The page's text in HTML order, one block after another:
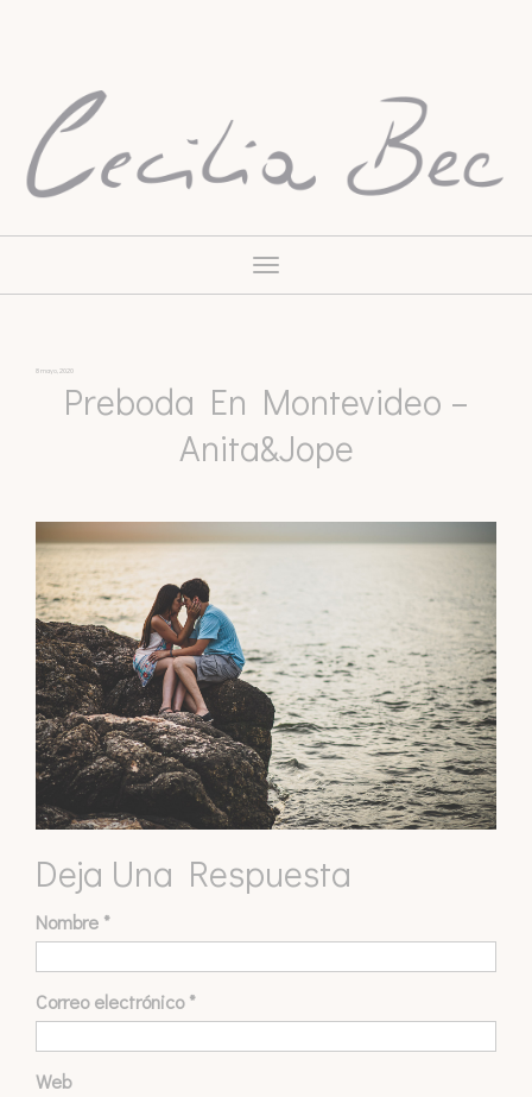
Toggle
navigation
8 mayo, 2020
Preboda En Montevideo –
Anita&Jope
Deja Una Respuesta
Nombre *
Correo electrónico*
Web